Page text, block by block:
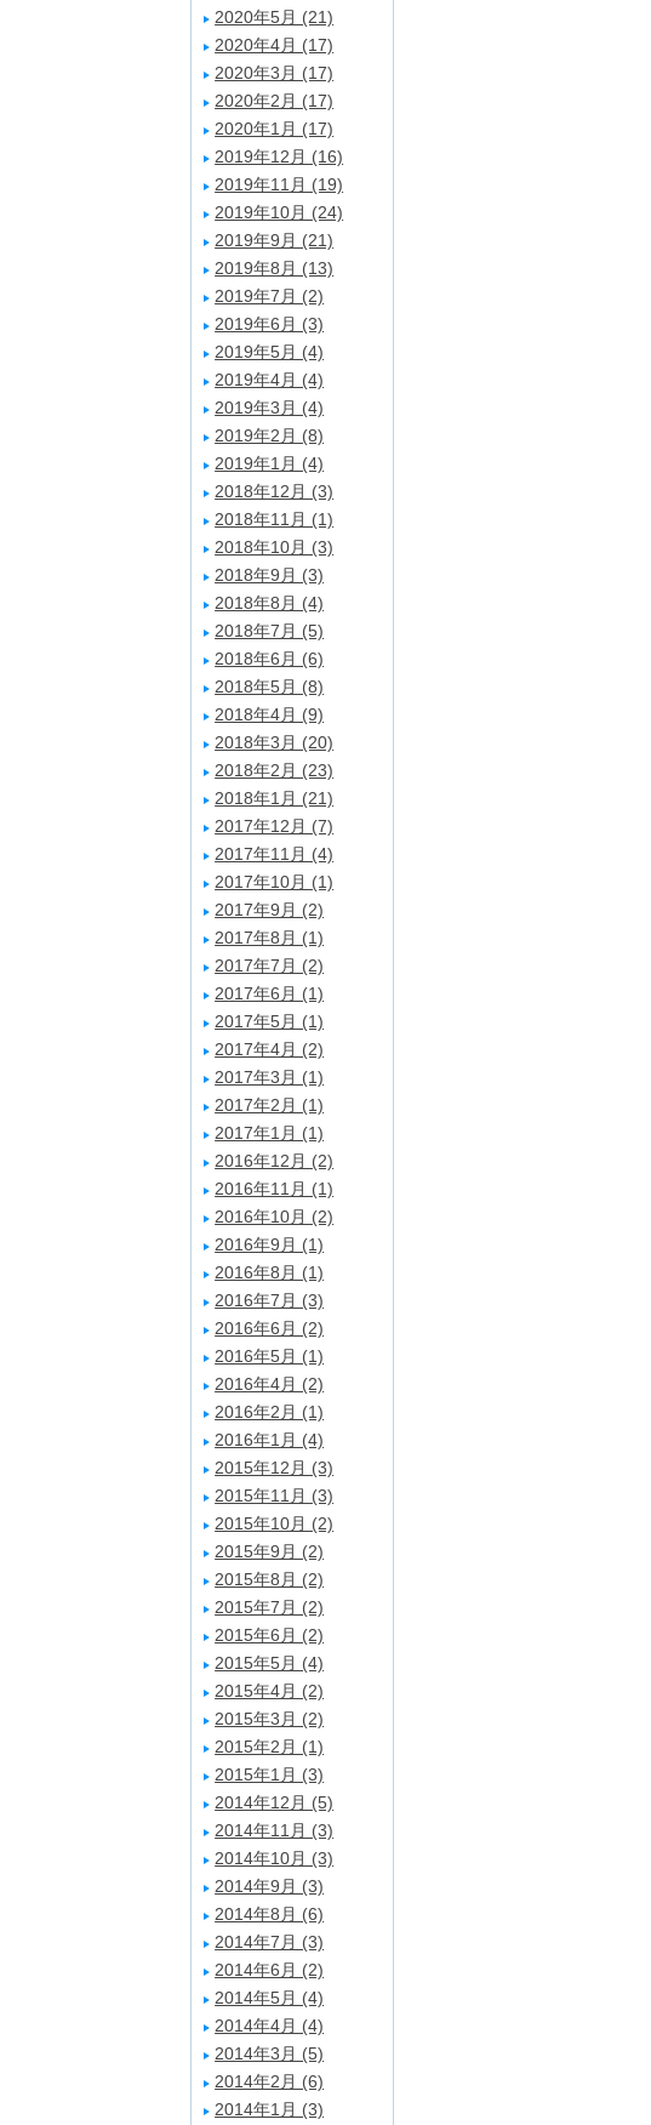
2020年5月 (21)
2020年4月 (17)
2020年3月 (17)
2020年2月 (17)
2020年1月 (17)
2019年12月 (16)
2019年11月 (19)
2019年10月 (24)
2019年9月 (21)
2019年8月 (13)
2019年7月 (2)
2019年6月 (3)
2019年5月 (4)
2019年4月 (4)
2019年3月 (4)
2019年2月 (8)
2019年1月 (4)
2018年12月 (3)
2018年11月 (1)
2018年10月 (3)
2018年9月 (3)
2018年8月 (4)
2018年7月 (5)
2018年6月 (6)
2018年5月 (8)
2018年4月 (9)
2018年3月 (20)
2018年2月 (23)
2018年1月 (21)
2017年12月 (7)
2017年11月 (4)
2017年10月 (1)
2017年9月 (2)
2017年8月 (1)
2017年7月 (2)
2017年6月 (1)
2017年5月 (1)
2017年4月 (2)
2017年3月 (1)
2017年2月 (1)
2017年1月 (1)
2016年12月 (2)
2016年11月 (1)
2016年10月 (2)
2016年9月 (1)
2016年8月 (1)
2016年7月 (3)
2016年6月 (2)
2016年5月 (1)
2016年4月 (2)
2016年2月 (1)
2016年1月 (4)
2015年12月 (3)
2015年11月 (3)
2015年10月 (2)
2015年9月 (2)
2015年8月 (2)
2015年7月 (2)
2015年6月 (2)
2015年5月 (4)
2015年4月 (2)
2015年3月 (2)
2015年2月 (1)
2015年1月 (3)
2014年12月 (5)
2014年11月 (3)
2014年10月 (3)
2014年9月 (3)
2014年8月 (6)
2014年7月 (3)
2014年6月 (2)
2014年5月 (4)
2014年4月 (4)
2014年3月 (5)
2014年2月 (6)
2014年1月 (3)